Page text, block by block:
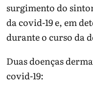
surgimento do
da covid-19 e, em
durante o curso da
Duas doenças
covid-19: